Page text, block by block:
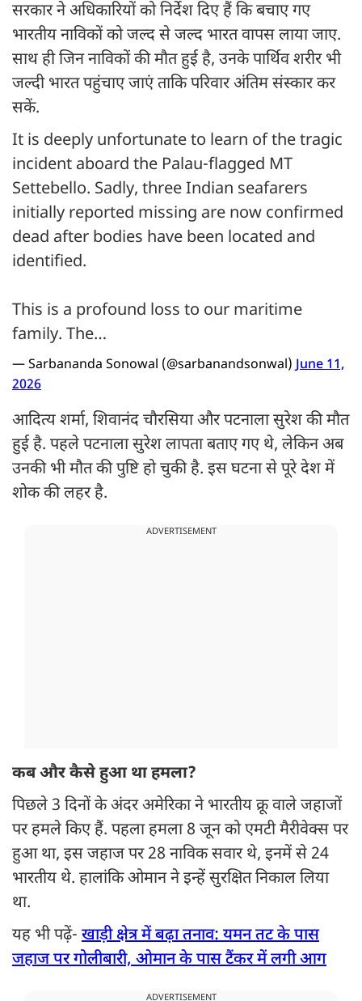
सरकार ने अधिकारियों को निर्देश दिए हैं कि बचाए गए
भारतीय नाविकों को जल्द से जल्द भारत वापस लाया जाए.
साथ ही जिन नाविकों की मौत हुई है, उनके पार्थिव शरीर भी
जल्दी भारत पहुंचाए जाएं ताकि परिवार अंतिम संस्कार कर
सकें.
It is deeply unfortunate to learn of the tragic
incident aboard the Palau-flagged MT
Settebello. Sadly, three Indian seafarers
initially reported missing are now confirmed
dead after bodies have been located and
identified.
This is a profound loss to our maritime
family. The…
— Sarbananda Sonowal (@sarbanandsonwal)June 11,
2026
आदित्य शर्मा, शिवानंद चौरसिया और पटनाला सुरेश की मौत
हुई है. पहले पटनाला सुरेश लापता बताए गए थे, लेकिन अब
उनकी भी मौत की पुष्टि हो चुकी है. इस घटना से पूरे देश में
शोक की लहर है.
ADVERTISEMENT
कब और कैसे हुआ था हमला?
पिछले 3 दिनों के अंदर अमेरिका ने भारतीय क्रू वाले जहाजों
पर हमले किए हैं. पहला हमला 8 जून को एमटी मैरीवेक्स पर
हुआ था, इस जहाज पर 28 नाविक सवार थे, इनमें से 24
भारतीय थे. हालांकि ओमान ने इन्हें सुरक्षित निकाल लिया
था.
यह भी पढ़ें- खाड़ी क्षेत्र में बढ़ा तनाव: यमन तट के पास
जहाज पर गोलीबारी, ओमान के पास टैंकर में लगी आग
ADVERTISEMENT